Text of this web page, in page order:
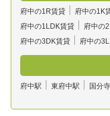
府中の1R賃貸 府中の1K
府中の1LDK賃貸
府中の
府中の3DK賃貸
府中の
府中駅 東府中駅 国分